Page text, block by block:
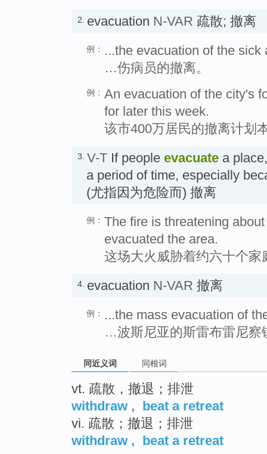
2. evacuation N-VAR 疏散; 撤离
例：
...the evacuation of the sick
…伤病员的撤离。
例： An evacuation of the city's
for later this week.
该市400万居民的撤离计划
3. V-T If people evacuate a
a period of time, especially
(尤指因为危险而) 撤离
例： The fire is threatening
evacuated the area.
这场大火威胁着约六十个
4. evacuation N-VAR 撤离
例：
...the mass evacuation of
…波斯尼亚的斯雷布雷尼察
同近义词 同根词
vt. 疏散，撤退；排泄
withdraw , beat a retreat
vi. 疏散；撤退；排泄
withdraw , beat a retreat